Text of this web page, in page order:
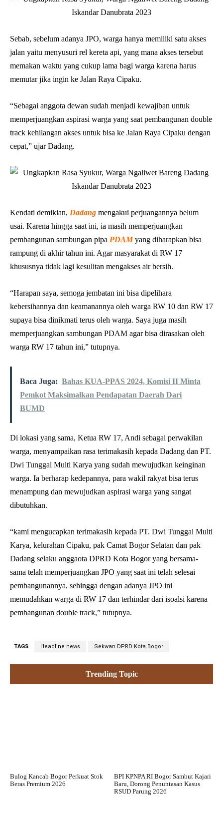
Sebab, sebelum adanya JPO, warga hanya memiliki satu akses
jalan yaitu menyusuri rel kereta api, yang mana akses tersebut
memakan waktu yang cukup lama bagi warga karena harus
memutar jika ingin ke Jalan Raya Cipaku.
“Sebagai anggota dewan sudah menjadi kewajiban untuk
memperjuangkan aspirasi warga yang saat pembangunan double
track kehilangan akses untuk bisa ke Jalan Raya Cipaku dengan
cepat,” ujar Dadang.
Kendati demikian, Dadang mengakui perjuangannya belum
usai. Karena hingga saat ini, ia masih memperjuangkan
pembangunan sambungan pipa PDAMyang diharapkan bisa
rampung di akhir tahun ini. Agar masyarakat di RW 17
khususnya tidak lagi kesulitan mengakses air bersih.
“Harapan saya, semoga jembatan ini bisa dipelihara
kebersihannya dan keamanannya oleh warga RW 10 dan RW 17
supaya bisa dinikmati terus oleh warga. Saya juga masih
memperjuangkan sambungan PDAM agar bisa dirasakan oleh
warga RW 17 tahun ini,” tutupnya.
Baca Juga: Bahas KUA-PPAS 2024, Komisi II Minta
Pemkot Maksimalkan Pendapatan Daerah Dari
BUMD
Di lokasi yang sama, Ketua RW 17, Andi sebagai perwakilan
warga, menyampaikan rasa terimakasih kepada Dadang dan PT.
Dwi Tunggal Multi Karya yang sudah mewujudkan keinginan
warga. Ia berharap kedepannya, para wakil rakyat bisa terus
menampung dan mewujudkan aspirasi warga yang sangat
dibutuhkan.
“kami mengucapkan terimakasih kepada PT. Dwi Tunggal Multi
Karya, kelurahan Cipaku, pak Camat Bogor Selatan dan pak
Dadang selaku anggaota DPRD Kota Bogor yang bersama-
sama telah memperjuangkan JPO yang saat ini telah selesai
pembangunannya, sehingga dengan adanya JPO ini
memudahkan warga di RW 17 dan terhindar dari isoalsi karena
pembangunan double track,” tutupnya.
TAGS Headline news Sekwan DPRD Kota Bogor
Trending Topic
Bulog Kancab Bogor Perkuat Stok
Beras Premium 2026
BPI KPNPA RI Bogor Sambut Kajari
Baru, Dorong Penuntasan Kasus
RSUD Parung 2026